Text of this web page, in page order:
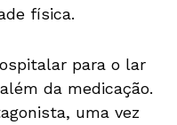
física.
para o lar
da medicação.
uma vez